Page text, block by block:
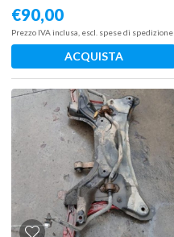
2007
€90,00
Prezzo IVA inclusa, escl. spese di spedizione
ACQUISTA